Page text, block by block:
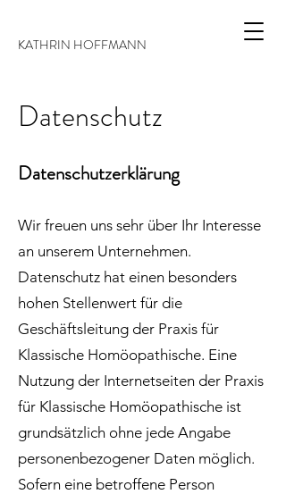
KATHRIN HOFFMANN
Datenschutz
Datenschutzerklärung
Wir freuen uns sehr über Ihr Interesse
an unserem Unternehmen.
Datenschutz hat einen besonders
hohen Stellenwert für die
Geschäftsleitung der Praxis für
Klassische Homöopathische. Eine
Nutzung der Internetseiten der Praxis
für Klassische Homöopathische ist
grundsätzlich ohne jede Angabe
personenbezogener Daten möglich.
Sofern eine betroffene Person